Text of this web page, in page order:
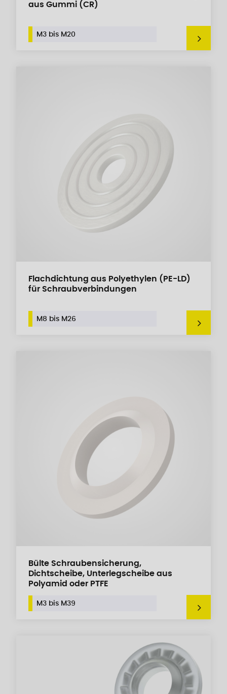
aus Gummi (CR)
M3 bis M20
Flachdichtung aus Polyethylen (PE-LD)
für Schraubverbindungen
M8 bis M26
Bülte Schraubensicherung,
Dichtscheibe, Unterlegscheibe aus
Polyamid oder PTFE
M3 bis M39